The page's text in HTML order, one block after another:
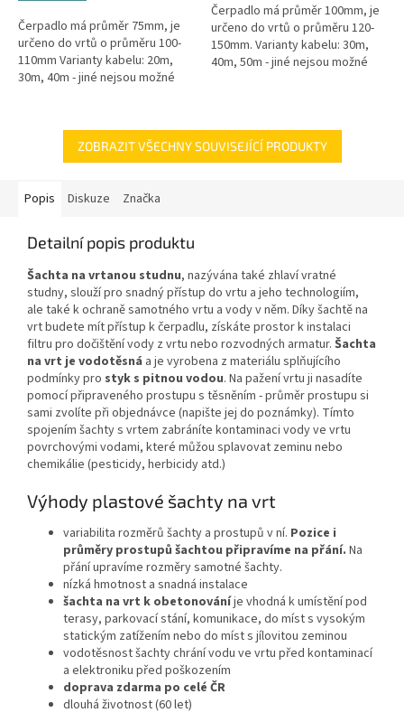
Čerpadlo má průměr 75mm, je
určeno do vrtů o průměru 100-
110mm Varianty kabelu: 20m,
30m, 40m - jiné nejsou možné
hvězdiček.
Čerpadlo má průměr 100mm, je
určeno do vrtů o průměru 120-
150mm. Varianty kabelu: 30m,
40m, 50m - jiné nejsou možné
ZOBRAZIT VŠECHNY SOUVISEJÍCÍ PRODUKTY
Popis Diskuze Značka
Detailní popis produktu
Šachta na vrtanou studnu, nazývána také zhlaví vratné
studny, slouží pro snadný přístup do vrtu a jeho technologiím,
ale také k ochraně samotného vrtu a vody v něm. Díky šachtě na
vrt budete mít přístup k čerpadlu, získáte prostor k instalaci
filtru pro dočištění vody z vrtu nebo rozvodných armatur. Šachta
na vrt je vodotěsná a je vyrobena z materiálu splňujícího
podmínky pro styk s pitnou vodou. Na pažení vrtu ji nasadíte
pomocí připraveného prostupu s těsněním - průměr prostupu si
sami zvolíte při objednávce (napište jej do poznámky). Tímto
spojením šachty s vrtem zabráníte kontaminaci vody ve vrtu
povrchovými vodami, které můžou splavovat zeminu nebo
chemikálie (pesticidy, herbicidy atd.)
Výhody plastové šachty na vrt
variabilita rozměrů šachty a prostupů v ní. Pozice i
průměry prostupů šachtou připravíme na přání. Na
přání upravíme rozměry samotné šachty.
nízká hmotnost a snadná instalace
šachta na vrt k obetonováníje vhodná k umístění pod
terasy, parkovací stání, komunikace, do míst s vysokým
statickým zatížením nebo do míst s jílovitou zeminou
vodotěsnost šachty chrání vodu ve vrtu před kontaminací
a elektroniku před poškozením
doprava zdarma po celé ČR
dlouhá životnost (60 let)